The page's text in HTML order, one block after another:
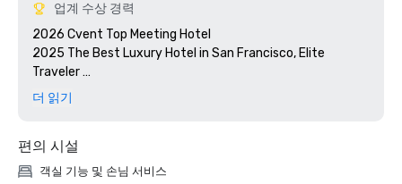
업계 수상 경력
2026 Cvent Top Meeting Hotel
2025 The Best Luxury Hotel in San Francisco, Elite
Traveler
2023 Cvent Top Meeting Hotel
2023 Travel + Leisure 500 Best Hotels
2022 Meetings Today Best Of Award
더 읽기
편의 시설
객실 기능 및 손님 서비스